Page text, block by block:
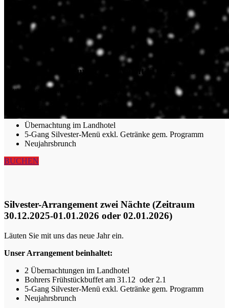
Silvester
Silvester-Arrangement eine Nacht (31.12.2025)
Läuten Sie mit uns das neue Jahr ein.
Unser Arrangement beinhaltet:
Übernachtung im Landhotel
5-Gang Silvester-Menü exkl. Getränke gem. Programm
Neujahrsbrunch
BUCHEN
Silvester-Arrangement zwei Nächte (Zeitraum
30.12.2025-01.01.2026 oder 02.01.2026)
Läuten Sie mit uns das neue Jahr ein.
Unser Arrangement beinhaltet:
2 Übernachtungen im Landhotel
Bohrers Frühstückbuffet am 31.12 oder 2.1
5-Gang Silvester-Menü exkl. Getränke gem. Programm
Neujahrsbrunch